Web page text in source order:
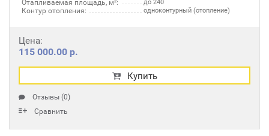
Отапливаемая площадь, м²: до 240
Контур отопления: одноконтурный (отопление)
Цена:
115 000.00 р.
Купить
Отзывы (0)
Сравнить